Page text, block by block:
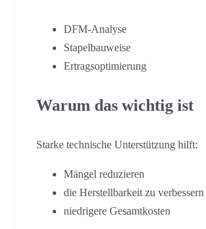
DFM-Analyse
Stapelbauweise
Ertragsoptimierung
Warum das wichtig ist
Starke technische Unterstützung hilft:
Mängel reduzieren
die Herstellbarkeit zu verbessern
niedrigere Gesamtkosten